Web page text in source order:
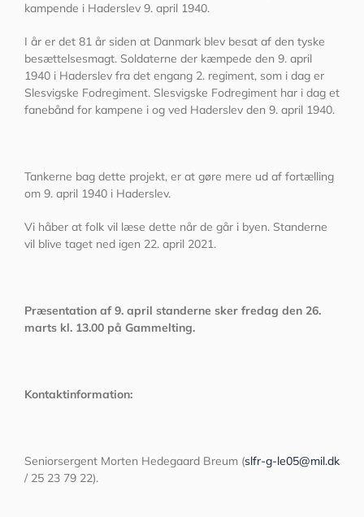
kampende i Haderslev 9. april 1940.
I år er det 81 år siden at Danmark blev besat af den tyske
besættelsesmagt. Soldaterne der kæmpede den 9. april
1940 i Haderslev fra det engang 2. regiment, som i dag er
Slesvigske Fodregiment. Slesvigske Fodregiment har i dag et
fanebånd for kampene i og ved Haderslev den 9. april 1940.
Tankerne bag dette projekt, er at gøre mere ud af fortælling
om 9. april 1940 i Haderslev.
Vi håber at folk vil læse dette når de går i byen. Standerne
vil blive taget ned igen 22. april 2021.
Præsentation af 9. april standerne sker fredag den 26.
marts kl. 13.00 på Gammelting.
Kontaktinformation:
Seniorsergent Morten Hedegaard Breum (slfr-g-le05@mil.dk
/ 25 23 79 22).